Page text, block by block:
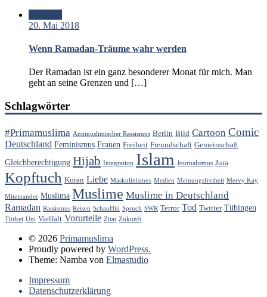
20. Mai 2018
Wenn Ramadan-Träume wahr werden
Der Ramadan ist ein ganz besonderer Monat für mich. Man
geht an seine Grenzen und […]
Schlagwörter
#Primamuslima Antimuslimischer Rassismus Berlin Bild Cartoon Comic
Deutschland Feminismus Frauen Freiheit Freundschaft Gemeinschaft
Gleichberechtigung Hijab Integration Islam Journalismus Jura
Kopftuch Koran Liebe Maskulinismus Medien Meinungsfreiheit Mervy Kay
Miteinander Muslima Muslime Muslime in Deutschland
Ramadan Rassismus Reisen SchauHin Spruch SWR Terror Tod Twitter Tübingen
Türkei Uni Vielfalt Vorurteile Zitat Zukunft
© 2026 Primamuslima
Proudly powered by WordPress.
Theme: Namba von Elmastudio
Impressum
Datenschutzerklärung